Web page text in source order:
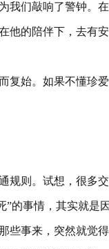
我们敲响了警钟。在
他的陪伴下，去有
复始。如果不懂珍爱
规则。试想，很多
”的事情，其实就是因
些事来，突然就觉